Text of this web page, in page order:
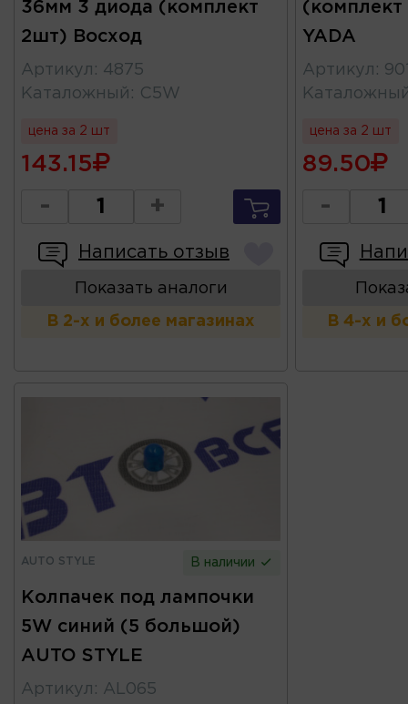
36мм 3 диода (комплект
2шт) Восход
Артикул : 4875
Каталожный : C5W
цена за 2 шт
143.15
- +
Написать отзыв
Показать аналоги
В 2-х и более магазинах
(комплект
YADA
Артикул :
цена за 2 шт
89.50
-
В 4-х и
AUTO STYLE В наличии
Колпачек под лампочки
5W синий (5 большой)
AUTO STYLE
Артикул : AL065